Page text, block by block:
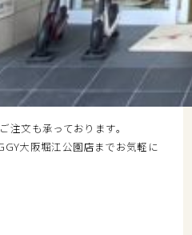
文も承っております。
大阪堀江公園店までお気軽に